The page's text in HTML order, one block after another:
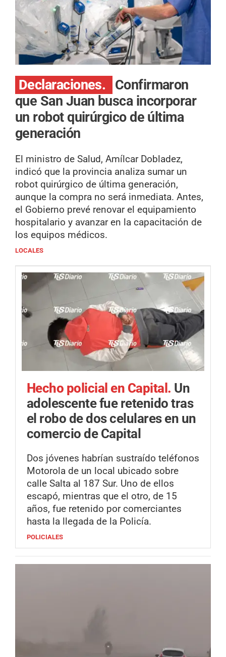
Declaraciones.
Confirmaron
que San Juan busca incorporar
un robot quirúrgico de última
generación
El ministro de Salud, Amílcar Dobladez,
indicó que la provincia analiza sumar un
robot quirúrgico de última generación,
aunque la compra no será inmediata. Antes,
el Gobierno prevé renovar el equipamiento
hospitalario y avanzar en la capacitación de
los equipos médicos.
LOCALES
Hecho policial en Capital. Un
adolescente fue retenido tras
el robo de dos celulares en un
comercio de Capital
Dos jóvenes habrían sustraído teléfonos
Motorola de un local ubicado sobre
calle Salta al 187 Sur. Uno de ellos
escapó, mientras que el otro, de 15
años, fue retenido por comerciantes
hasta la llegada de la Policía.
POLICIALES